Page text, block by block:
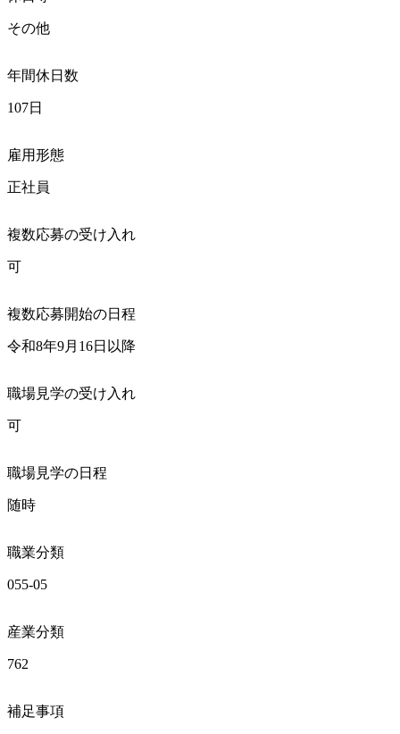
その他
年間休日数
107日
雇用形態
正社員
複数応募の受け入れ
可
複数応募開始の日程
令和8年9月16日以降
職場見学の受け入れ
可
職場見学の日程
随時
職業分類
055-05
産業分類
762
補足事項